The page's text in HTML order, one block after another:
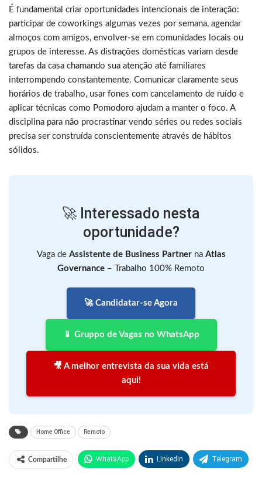
É fundamental criar oportunidades intencionais de interação:
participar de coworkings algumas vezes por semana, agendar
almoços com amigos, envolver-se em comunidades locais ou
grupos de interesse. As distrações domésticas variam desde
tarefas da casa chamando sua atenção até familiares
interrompendo constantemente. Comunicar claramente seus
horários de trabalho, usar fones com cancelamento de ruído e
aplicar técnicas como Pomodoro ajudam a manter o foco. A
disciplina para não procrastinar vendo séries ou redes sociais
precisa ser construída conscientemente através de hábitos
sólidos.
🚀 Interessado nesta
oportunidade?
Vaga de Assistente de Business Partner na Atlas
Governance – Trabalho 100% Remoto
🚀 Candidatar-se Agora
📱 Gruppo de Vagas no WhatsApp
🎥 A melhor entrevista da sua vida está
aqui!
Home Office Remoto
Compartilhe WhatsApp Linkedin Telegram